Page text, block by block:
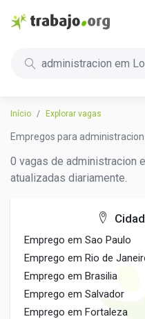
administracion em
Início Explorar vagas
Empregos para
0 vagas de administracion
atualizadas diariamente.
Emprego em Sao Paulo
Emprego em Rio de
Emprego em Brasilia
Emprego em Salvador
Emprego em Fortaleza